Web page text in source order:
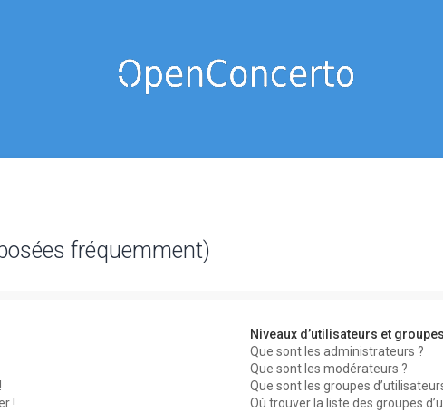
fréquemment)
!
Niveaux d’utilisateurs et groupes
Que sont les administrateurs ?
Que sont les modérateurs ?
Que sont les groupes
Où trouver la liste des groupes